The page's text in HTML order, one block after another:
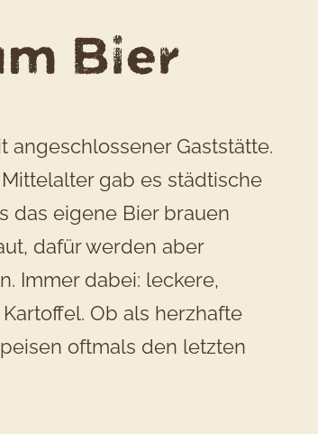
Bier
angeschlossener Gaststätte.
gab es städtische
das eigene Bier brauen
dafür werden aber
Immer dabei: leckere,
Ob als herzhafte
oftmals den letzten